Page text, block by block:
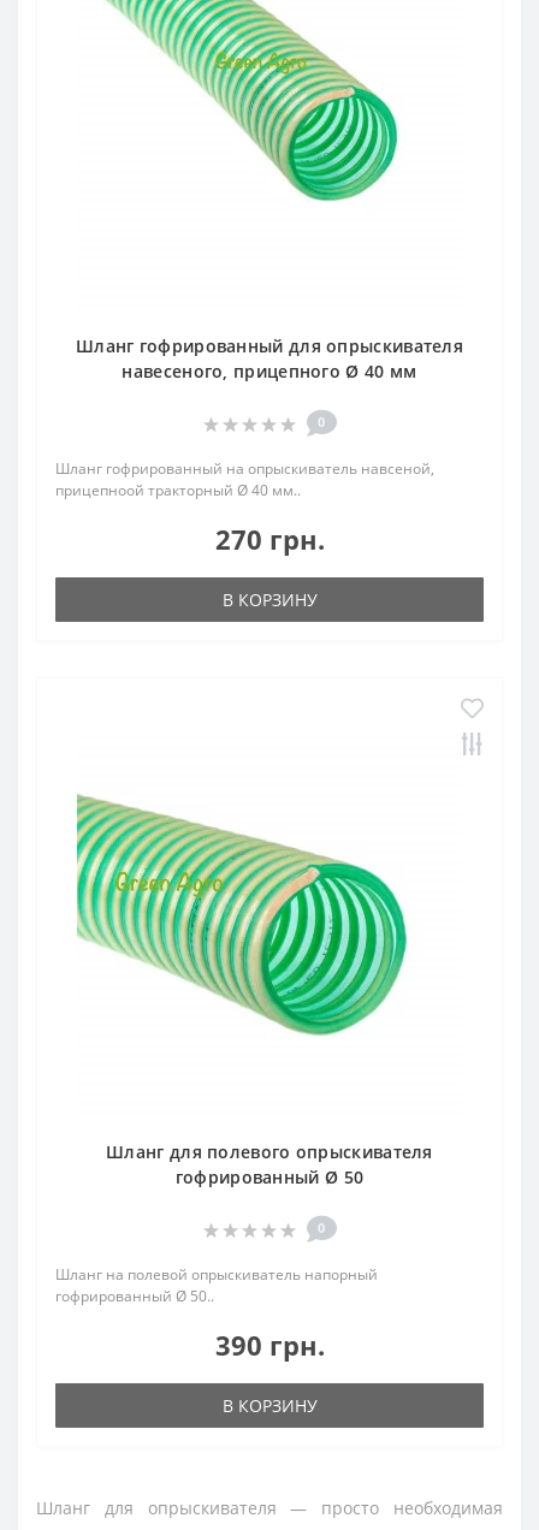
Шланг гофрированный для опрыскивателя
навесеного, прицепного Ø 40 мм
0
Шланг гофрированный на опрыскиватель навсеной,
прицепноой тракторный Ø 40 мм..
270 грн.
В КОРЗИНУ
Шланг для полевого опрыскивателя
гофрированный Ø 50
0
Шланг на полевой опрыскиватель напорный
гофрированный Ø 50..
390 грн.
В КОРЗИНУ
Шланг для опрыскивателя — просто необходимая